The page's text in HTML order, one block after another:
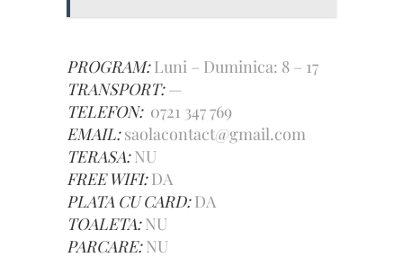
PROGRAM: Luni – Duminica: 8 – 17
TRANSPORT:—
TELEFON: 0721 347 769
EMAIL:saolacontact@gmail.com
TERASA:NU
FREE WIFI:DA
PLATA CU CARD:DA
TOALETA:NU
PARCARE:NU